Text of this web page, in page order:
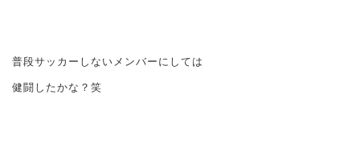
普段サッカーしないメンバーにしては
健闘したかな？笑